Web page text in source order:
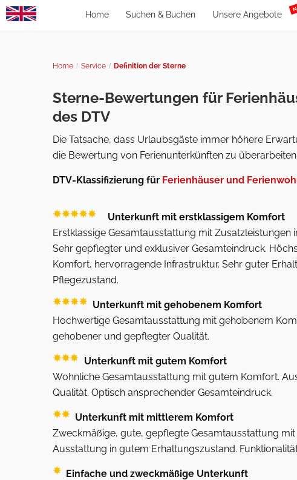
Home Suchen & Buchen Unsere Angebote
Home Service Definition der Sterne
Sterne-Bewertungen für
des DTV
Die Tatsache, dass Urlaubsgäste immer höhere
die Bewertung von Ferienunterkünften zu
DTV-Klassifizierung für Ferienhäuser und
Unterkunft mit erstklassigem Komfort
Erstklassige Gesamtausstattung mit Zusatzleistungen
Sehr gepflegter und exklusiver Gesamteindruck.
Komfort, hervorragende Infrastruktur. Sehr guter
Pflegezustand.
Unterkunft mit gehobenem Komfort
Hochwertige Gesamtausstattung mit gehobenem
gehobener und gepflegter Qualität.
Unterkunft mit gutem Komfort
Wohnliche Gesamtausstattung mit gutem Komfort.
Qualität. Optisch ansprechender Gesamteindruck.
Unterkunft mit mittlerem Komfort
Zweckmäßige, gute, gepflegte Gesamtausstattung
Ausstattung in gutem Erhaltungszustand.
Einfache und zweckmäßige Unterkunft